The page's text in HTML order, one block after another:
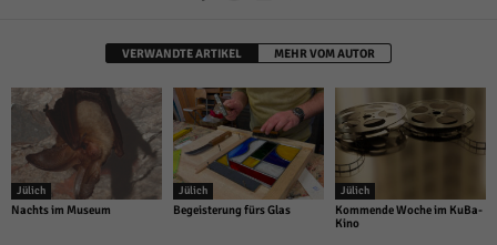
VERWANDTE ARTIKEL MEHR VOM AUTOR
Jülich
Nachts im Museum
Jülich
Begeisterung fürs Glas
Jülich
Kommende Woche im KuBa-
Kino